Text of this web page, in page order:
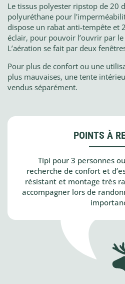
Le tissus polyester ripstop de 20
polyuréthane pour
dispose un rabat anti-tempête et
éclair, pour pouvoir l’ouvrir par
L’aération se fait par deux
Pour plus de confort ou une
plus mauvaises, une tente
vendus séparément.
POINTS À
Tipi pour 3 personnes
recherche de confort et
résistant et montage très
accompagner lors de